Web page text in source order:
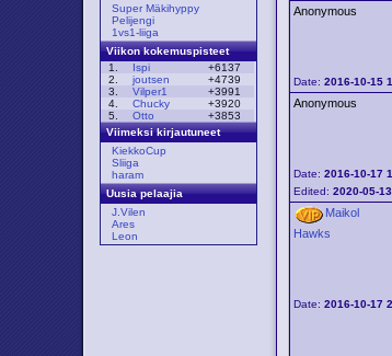
Super Mäkihyppy
Pelijengi
1vs1-liiga
Viikon kokemuspisteet
1.
Ispi
+6137
2.
joutsen
+4739
3.
Vilper1
+3991
4.
Chucky
+3920
5.
Otto
+3853
Viimeksi kirjautuneet
KiekkoCup
Sliiga
haram
Uusia pelaajia
J.Vilen
Ares
Leon
Anonymous
Date:2016-10-15
Anonymous
Date:2016-10-17
Edited:2020-05-
Maikol
Hawks
Date:2016-10-17